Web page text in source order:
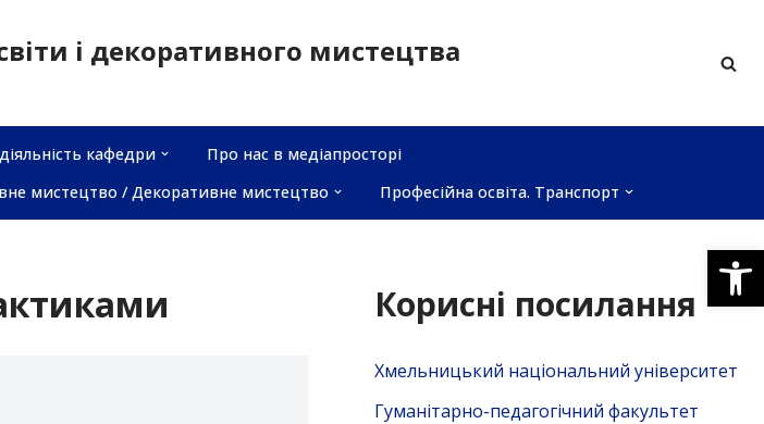
і декоративного мистецтва
кафедри
Про нас в медіапросторі
мистецтво / Декоративне мистецтво Професійна освіта. Транспорт
Корисні посилання
Хмельницький національний університет
Гуманітарно-педагогічний факультет